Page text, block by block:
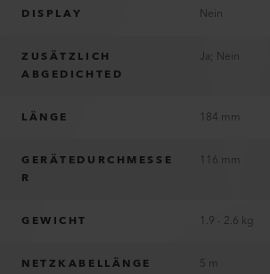
DISPLAY Nein
ZUSÄTZLICH
ABGEDICHTED
Ja; Nein
LÄNGE 184 mm
GERÄTEDURCHMESSE
R
116 mm
GEWICHT 1.9 - 2.6 kg
NETZKABELLÄNGE 5 m